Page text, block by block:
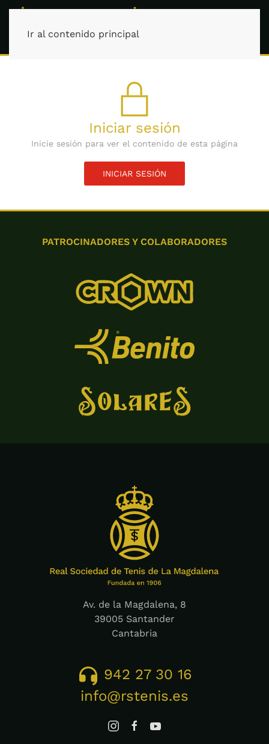
Ir al contenido principal
Iniciar sesión
Inicie sesión para ver el contenido de esta página
INICIAR SESIÓN
PATROCINADORES Y COLABORADORES
Av. de la Magdalena, 8
39005 Santander
Cantabria
942 27 30 16
info@rstenis.es